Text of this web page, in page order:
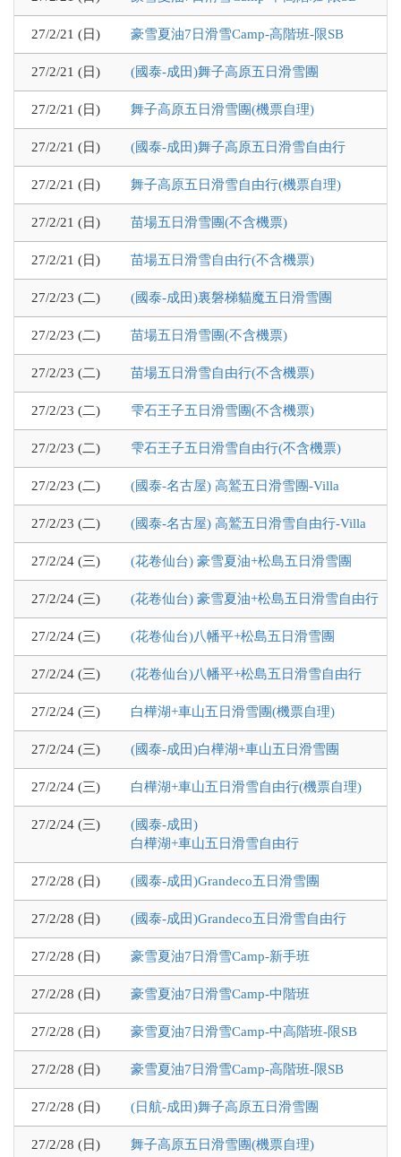
27/2/21 (日) 豪雪夏油7日滑雪Camp-高階班-限SB
27/2/21 (日) (國泰-成田)舞子高原五日滑雪團
27/2/21 (日) 舞子高原五日滑雪團(機票自理)
27/2/21 (日) (國泰-成田)舞子高原五日滑雪自由行
27/2/21 (日) 舞子高原五日滑雪自由行(機票自理)
27/2/21 (日) 苗場五日滑雪團(不含機票)
27/2/21 (日) 苗場五日滑雪自由行(不含機票)
27/2/23 (二) (國泰-成田)裏磐梯貓魔五日滑雪團
27/2/23 (二) 苗場五日滑雪團(不含機票)
27/2/23 (二) 苗場五日滑雪自由行(不含機票)
27/2/23 (二) 雫石王子五日滑雪團(不含機票)
27/2/23 (二) 雫石王子五日滑雪自由行(不含機票)
27/2/23 (二) (國泰-名古屋) 高鷲五日滑雪團-Villa
27/2/23 (二) (國泰-名古屋) 高鷲五日滑雪自由行-Villa
27/2/24 (三) (花卷仙台) 豪雪夏油+松島五日滑雪團
27/2/24 (三) (花卷仙台) 豪雪夏油+松島五日滑雪自由行
27/2/24 (三) (花卷仙台)八幡平+松島五日滑雪團
27/2/24 (三) (花卷仙台)八幡平+松島五日滑雪自由行
27/2/24 (三) 白樺湖+車山五日滑雪團(機票自理)
27/2/24 (三) (國泰-成田)白樺湖+車山五日滑雪團
27/2/24 (三) 白樺湖+車山五日滑雪自由行(機票自理)
27/2/24 (三)
(國泰-成田)
白樺湖+車山五日滑雪自由行
27/2/28 (日) (國泰-成田)Grandeco五日滑雪團
27/2/28 (日) (國泰-成田)Grandeco五日滑雪自由行
27/2/28 (日) 豪雪夏油7日滑雪Camp-新手班
27/2/28 (日) 豪雪夏油7日滑雪Camp-中階班
27/2/28 (日) 豪雪夏油7日滑雪Camp-中高階班-限SB
27/2/28 (日) 豪雪夏油7日滑雪Camp-高階班-限SB
27/2/28 (日) (日航-成田)舞子高原五日滑雪團
27/2/28 (日) 舞子高原五日滑雪團(機票自理)